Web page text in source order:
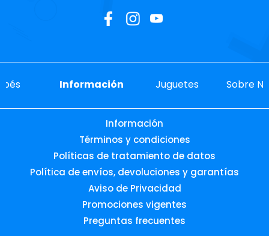
Información Juguetes Sobre
Información
Términos y condiciones
Políticas de tratamiento de datos
Política de envíos, devoluciones y garantías
Aviso de Privacidad
Promociones vigentes
Preguntas frecuentes